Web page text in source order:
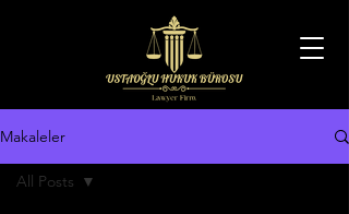
Makaleler
All Posts